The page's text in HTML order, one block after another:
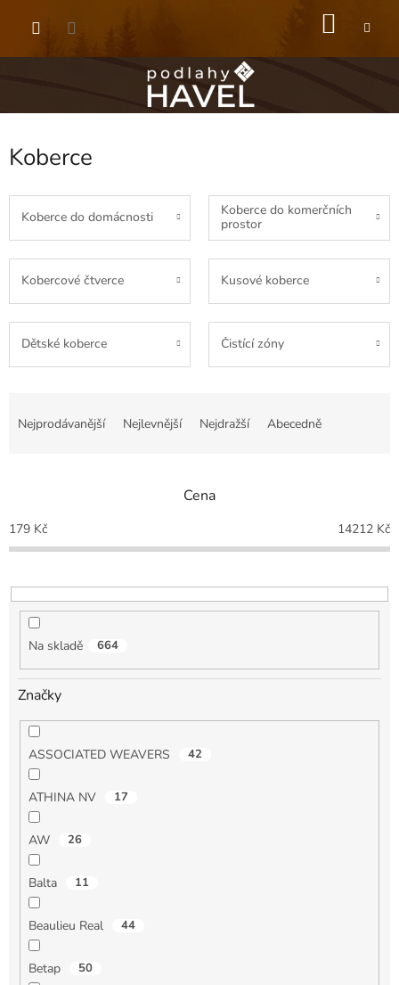
Koberce
Koberce do domácnosti
Koberce do komerčních
prostor
Kobercové čtverce Kusové koberce
Dětské koberce Čistící zóny
p
r
o
u
Nejprodávanější Nejlevnější Nejdražší Abecedně
Cena
179 Kč 14212 Kč
Na skladě 664
Značky
ASSOCIATED WEAVERS 42
ATHINA NV 17
AW 26
Balta 11
Beaulieu Real 44
Betap 50